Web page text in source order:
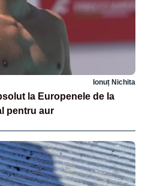
Ionuț Nichita
la Europenele de la
pentru aur